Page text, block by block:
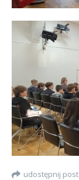
udostępnij post